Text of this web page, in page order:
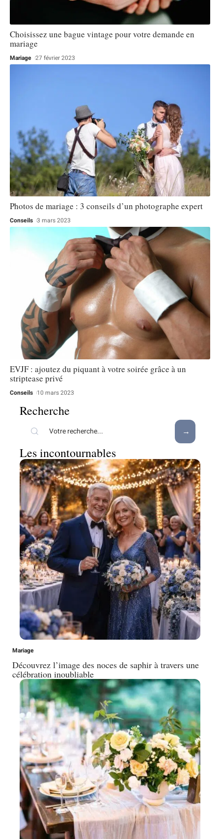
Choisissez une bague vintage pour votre demande en
mariage
Mariage 27 février 2023
Photos de mariage : 3 conseils d’un photographe expert
Conseils 3 mars 2023
EVJF : ajoutez du piquant à votre soirée grâce à un
striptease privé
Conseils 10 mars 2023
Recherche
Les incontournables
Mariage
Découvrez l’image des noces de saphir à travers une
célébration inoubliable